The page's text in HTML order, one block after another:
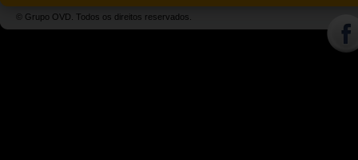
© Grupo OVD. Todos os direitos reservados.